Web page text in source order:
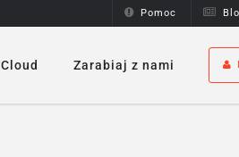
Pomoc
Cloud Zarabiaj z nami